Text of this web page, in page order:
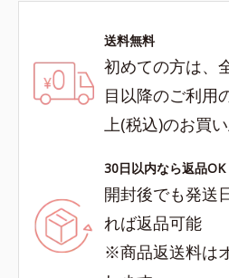
送料無料
初めての方は、
目以降のご利用
上(税込)のお買
30日以内なら返品OK
開封後でも発送
れば返品可能
※商品返送料は